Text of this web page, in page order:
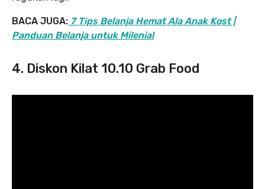
BACA JUGA: 7 Tips Belanja Hemat Ala Anak Kost |
Panduan Belanja untuk Milenial
4. Diskon Kilat 10.10 Grab Food